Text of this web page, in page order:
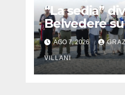
“La sedia”
Belvedere
di Bracciano:
AGO 7, 2026
VILLANI